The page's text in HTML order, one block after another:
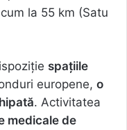
la 55 km (Satu
spațiile
europene, o
. Activitatea
medicale de